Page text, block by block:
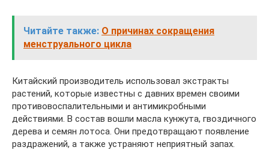
Читайте также: О причинах сокращения
менструального цикла
Китайский производитель использовал экстракты
растений, которые известны с давних времен своими
противовоспалительными и антимикробными
действиями. В состав вошли масла кунжута, гвоздичного
дерева и семян лотоса. Они предотвращают появление
раздражений, а также устраняют неприятный запах.